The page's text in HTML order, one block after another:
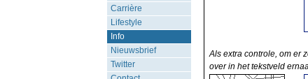
Carrière
Lifestyle
Info
Nieuwsbrief
Twitter
Als extra controle, om er
over in het tekstveld